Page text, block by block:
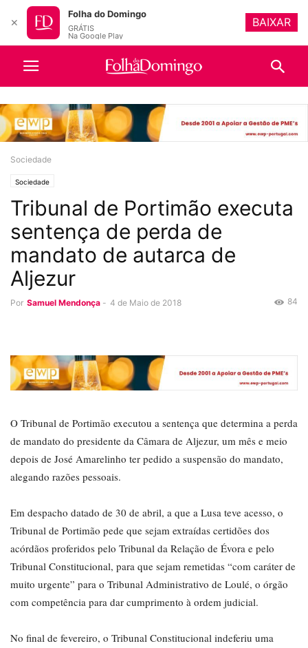
Sociedade
Sociedade
Tribunal de Portimão executa
sentença de perda de
mandato de autarca de
Aljezur
Por Samuel Mendonça - 4 de Maio de 2018 84
O Tribunal de Portimão executou a sentença que determina a perda
de mandato do presidente da Câmara de Aljezur, um mês e meio
depois de José Amarelinho ter pedido a suspensão do mandato,
alegando razões pessoais.
Em despacho datado de 30 de abril, a que a Lusa teve acesso, o
Tribunal de Portimão pede que sejam extraídas certidões dos
acórdãos proferidos pelo Tribunal da Relação de Évora e pelo
Tribunal Constitucional, para que sejam remetidas “com caráter de
muito urgente” para o Tribunal Administrativo de Loulé, o órgão
com competência para dar cumprimento à ordem judicial.
No final de fevereiro, o Tribunal Constitucional indeferiu uma
✕
Folha do Domingo
GRÁTIS
Na Google Play
BAIXAR